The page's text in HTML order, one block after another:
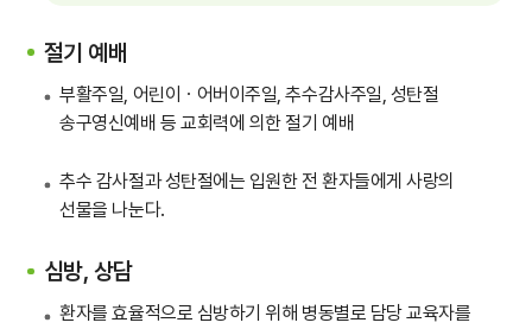
절기 예배
부활주일, 어린이ㆍ어버이주일, 추수감사주일, 성탄절
송구영신예배 등 교회력에 의한 절기 예배
추수 감사절과 성탄절에는 입원한 전 환자들에게 사랑의
선물을 나눈다.
심방, 상담
환자를 효율적으로 심방하기 위해 병동별로 담당 교육자를